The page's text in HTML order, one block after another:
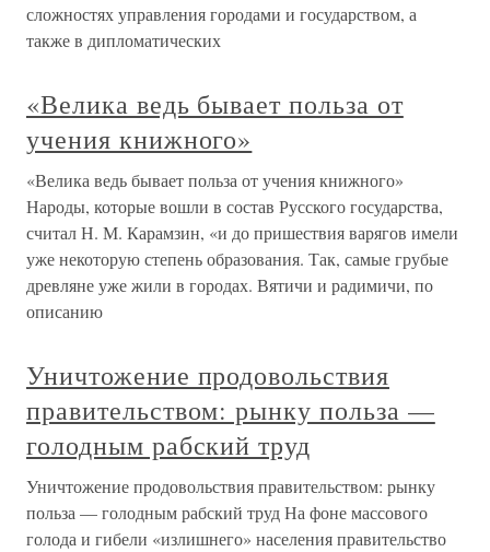
сложностях управления городами и государством, а
также в дипломатических
«Велика ведь бывает польза от
учения книжного»
«Велика ведь бывает польза от учения книжного»
Народы, которые вошли в состав Русского государства,
считал Н. М. Карамзин, «и до пришествия варягов имели
уже некоторую степень образования. Так, самые грубые
древляне уже жили в городах. Вятичи и радимичи, по
описанию
Уничтожение продовольствия
правительством: рынку польза —
голодным рабский труд
Уничтожение продовольствия правительством: рынку
польза — голодным рабский труд На фоне массового
голода и гибели «излишнего» населения правительство